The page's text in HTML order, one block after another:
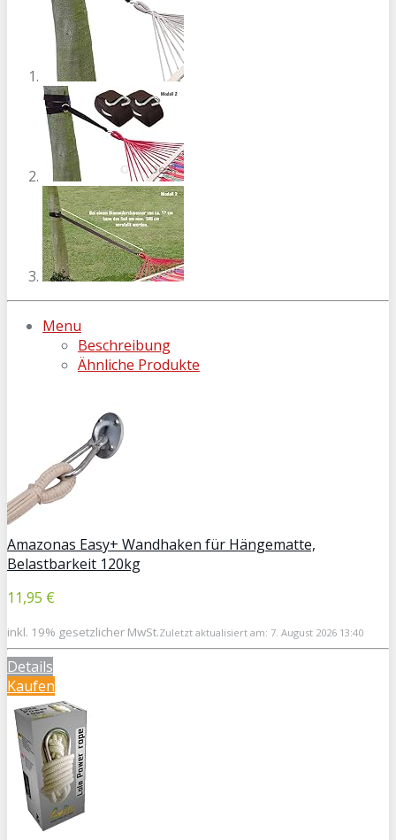
Menu
Beschreibung
Ähnliche Produkte
Amazonas Easy+ Wandhaken für Hängematte,
Belastbarkeit 120kg
11,95 €
inkl. 19% gesetzlicher MwSt.Zuletzt aktualisiert am: 7. August 2026 13:40
Details
Kaufen